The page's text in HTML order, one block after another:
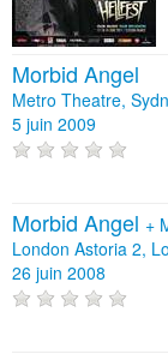
Morbid Angel
Metro Theatre,
5 juin 2009
Morbid Angel +
London Astoria 2,
26 juin 2008